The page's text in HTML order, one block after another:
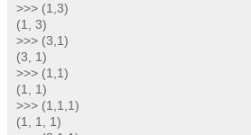
>>> (1,3)
(1, 3)
>>> (3,1)
(3, 1)
>>> (1,1)
(1, 1)
>>> (1,1,1)
(1, 1, 1)